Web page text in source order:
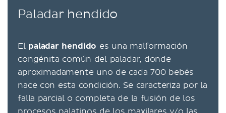
Paladar hendido
El paladar hendido es una malformación
congénita común del paladar, donde
aproximadamente uno de cada 700 bebés
nace con esta condición. Se caracteriza por la
falla parcial o completa de la fusión de los